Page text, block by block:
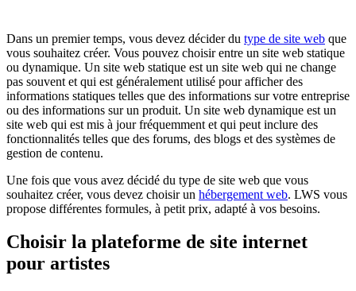
Dans un premier temps, vous devez décider du type de site web que
vous souhaitez créer. Vous pouvez choisir entre un site web statique
ou dynamique. Un site web statique est un site web qui ne change
pas souvent et qui est généralement utilisé pour afficher des
informations statiques telles que des informations sur votre entreprise
ou des informations sur un produit. Un site web dynamique est un
site web qui est mis à jour fréquemment et qui peut inclure des
fonctionnalités telles que des forums, des blogs et des systèmes de
gestion de contenu.
Une fois que vous avez décidé du type de site web que vous
souhaitez créer, vous devez choisir un hébergement web. LWS vous
propose différentes formules, à petit prix, adapté à vos besoins.
Choisir la plateforme de site internet
pour artistes